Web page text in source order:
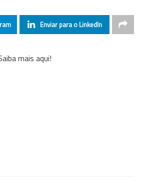
Enviar para o LinkedIn
mais aqui!